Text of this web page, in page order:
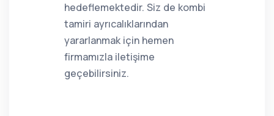
hedeflemektedir. Siz de kombi
tamiri ayrıcalıklarından
yararlanmak için hemen
firmamızla iletişime
geçebilirsiniz.